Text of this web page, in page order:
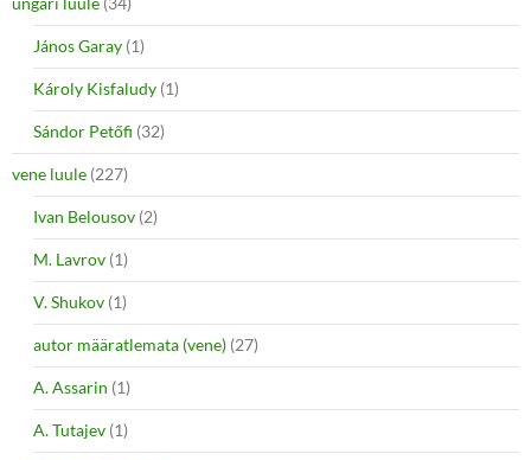
János Garay (1)
Károly Kisfaludy (1)
Sándor Petőfi (32)
vene luule (227)
Ivan Belousov (2)
M. Lavrov (1)
V. Shukov (1)
autor määratlemata (vene) (27)
A. Assarin (1)
A. Tutajev (1)